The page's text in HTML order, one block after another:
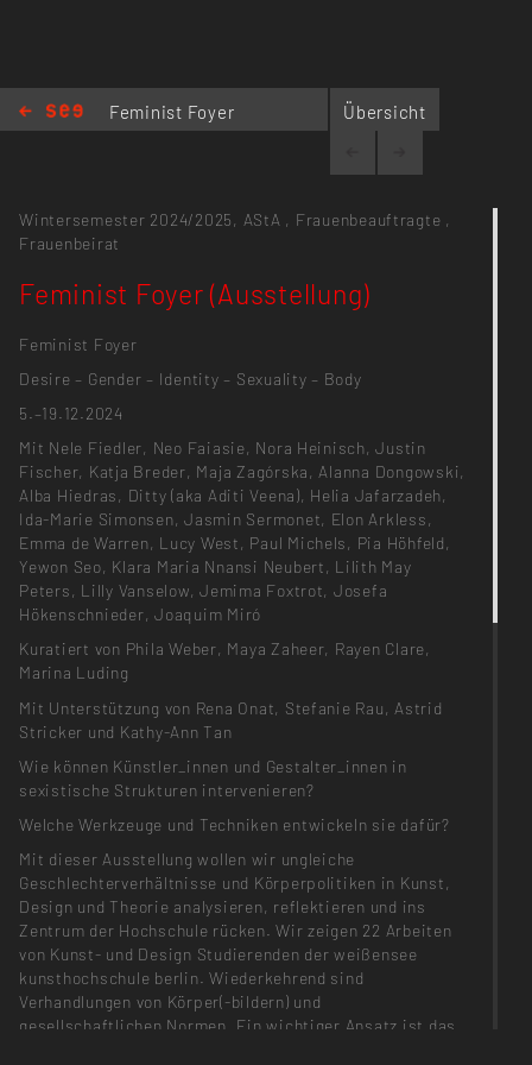
Feminist Foyer
Übersicht
Wintersemester 2024/2025, AStA , Frauenbeauftragte ,
Frauenbeirat
Feminist Foyer (Ausstellung)
Feminist Foyer
Desire – Gender – Identity – Sexuality – Body
5.–19.12.2024
Mit Nele Fiedler, Neo Faiasie, Nora Heinisch, Justin
Fischer, Katja Breder, Maja Zagórska, Alanna Dongowski,
Alba Hiedras, Ditty (aka Aditi Veena), Helia Jafarzadeh,
Ida-Marie Simonsen, Jasmin Sermonet, Elon Arkless,
Emma de Warren, Lucy West, Paul Michels, Pia Höhfeld,
Yewon Seo, Klara Maria Nnansi Neubert, Lilith May
Peters, Lilly Vanselow, Jemima Foxtrot, Josefa
Hökenschnieder, Joaquim Miró
Kuratiert von Phila Weber, Maya Zaheer, Rayen Clare,
Marina Luding
Mit Unterstützung von Rena Onat, Stefanie Rau, Astrid
Stricker und Kathy-Ann Tan
Wie können Künstler_innen und Gestalter_innen in
sexistische Strukturen intervenieren?
Welche Werkzeuge und Techniken entwickeln sie dafür?
Mit dieser Ausstellung wollen wir ungleiche
Geschlechterverhältnisse und Körperpolitiken in Kunst,
Design und Theorie analysieren, reflektieren und ins
Zentrum der Hochschule rücken. Wir zeigen 22 Arbeiten
von Kunst- und Design Studierenden der weißensee
kunsthochschule berlin. Wiederkehrend sind
Verhandlungen von Körper(-bildern) und
gesellschaftlichen Normen. Ein wichtiger Ansatz ist das